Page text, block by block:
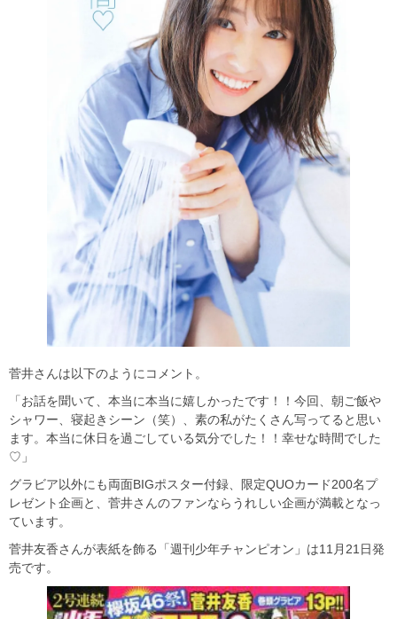
菅井さんは以下のようにコメント。
「お話を聞いて、本当に本当に嬉しかったです！！今回、朝ご飯や
シャワー、寝起きシーン（笑）、素の私がたくさん写ってると思い
ます。本当に休日を過ごしている気分でした！！幸せな時間でした
♡」
グラビア以外にも両面BIGポスター付録、限定QUOカード200名プ
レゼント企画と、菅井さんのファンならうれしい企画が満載となっ
ています。
菅井友香さんが表紙を飾る「週刊少年チャンピオン」は11月21日発
売です。